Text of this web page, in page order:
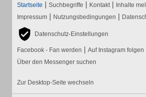
Startseite | Suchbegriffe | Kontakt | Inhalte
Impressum | Nutzungsbedingungen |
Datenschutz-Einstellungen
Facebook - Fan werden | Auf Instagram folgen
Über den Messenger suchen
Zur Desktop-Seite wechseln